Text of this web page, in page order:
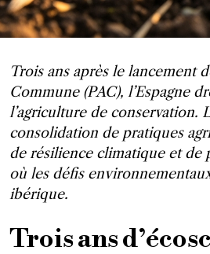
Trois ans après le lancement
Commune (PAC), l’Espagne
l’agriculture de conservation.
consolidation de pratiques
de résilience climatique et de
où les défis
ibérique.
Trois ans